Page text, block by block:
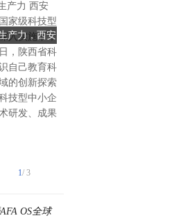
产力，西安
家级科技型
产力 西安
家级科技型
入实施下，
，陕西省科
自己教育科
的创新探索
技型中小企
研发、成果
1/ 3